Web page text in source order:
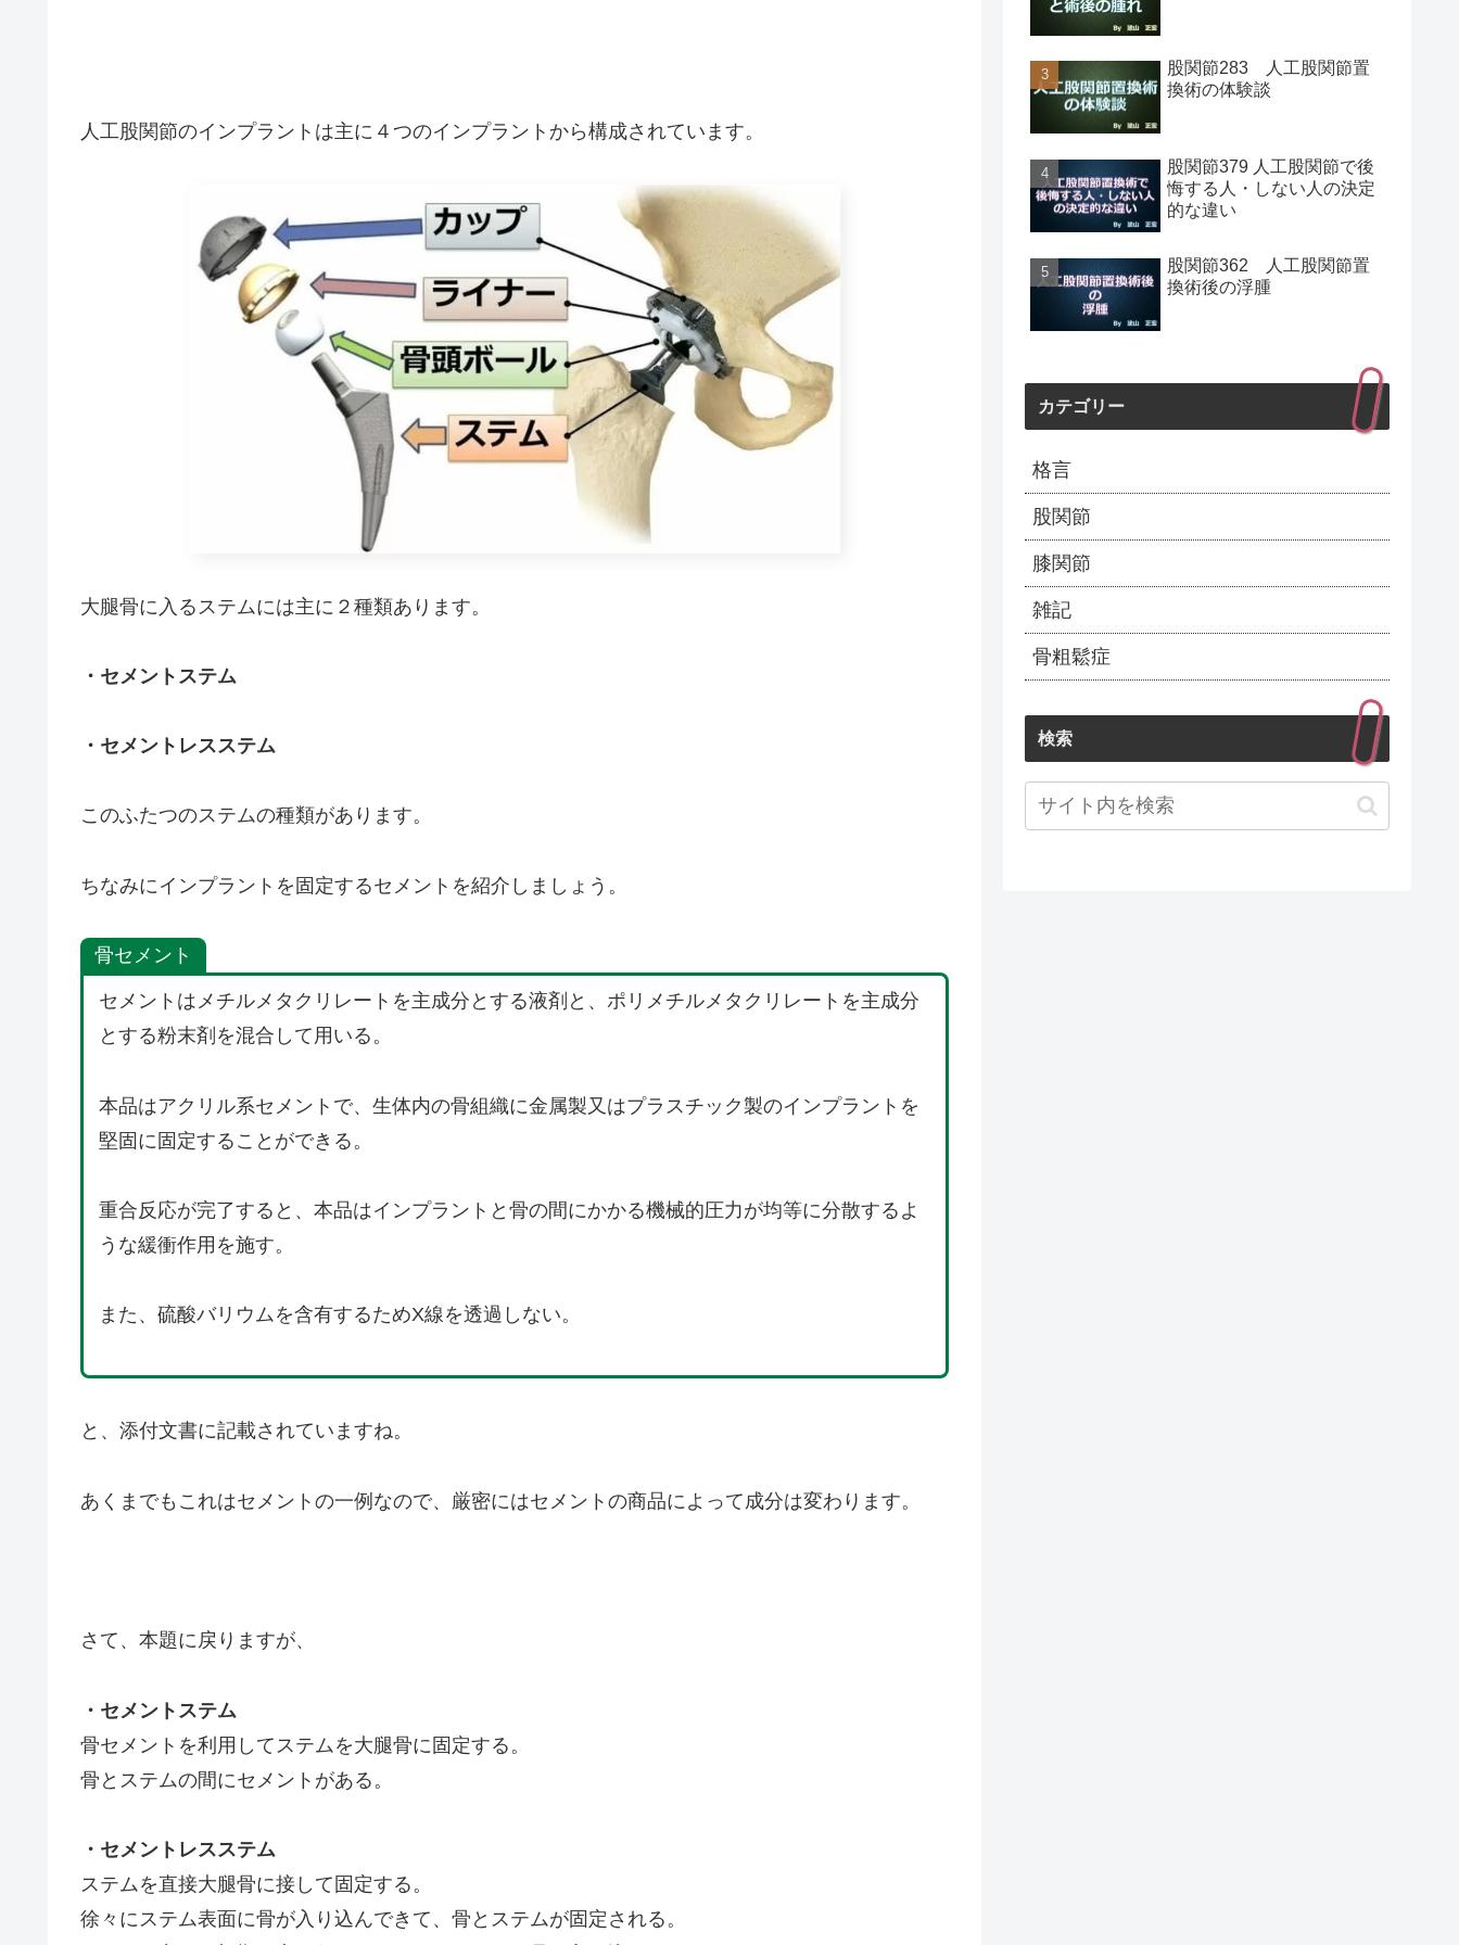
人工股関節のインプラントは主に４つのインプラントから構成されています。
大腿骨に入るステムには主に２種類あります。
・セメントステム
・セメントレスステム
このふたつのステムの種類があります。
ちなみにインプラントを固定するセメントを紹介しましょう。
骨セメント
セメントはメチルメタクリレートを主成分とする液剤と、ポリメチルメタクリレートを主成分
とする粉末剤を混合して用いる。
本品はアクリル系セメントで、生体内の骨組織に金属製又はプラスチック製のインプラントを
堅固に固定することができる。
重合反応が完了すると、本品はインプラントと骨の間にかかる機械的圧力が均等に分散するよ
うな緩衝作用を施す。
また、硫酸バリウムを含有するためX線を透過しない。
と、添付文書に記載されていますね。
あくまでもこれはセメントの一例なので、厳密にはセメントの商品によって成分は変わります。
さて、本題に戻りますが、
・セメントステム
骨セメントを利用してステムを大腿骨に固定する。
骨とステムの間にセメントがある。
・セメントレスステム
ステムを直接大腿骨に接して固定する。
徐々にステム表面に骨が入り込んできて、骨とステムが固定される。
股関節283 人工股関節置
換術の体験談
股関節379 人工股関節で後
悔する人・しない人の決定
的な違い
股関節362 人工股関節置
換術後の浮腫
カテゴリー
格言
股関節
膝関節
雑記
骨粗鬆症
検索